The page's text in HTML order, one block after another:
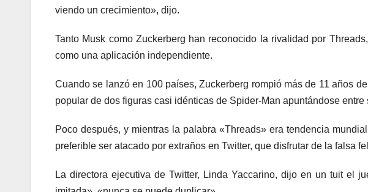
viendo un crecimiento», dijo.
Tanto Musk como Zuckerberg han reconocido la rivalidad por
como una aplicación independiente.
Cuando se lanzó en 100 países, Zuckerberg rompió más de 11 años
popular de dos figuras casi idénticas de Spider-Man apuntándose
Poco después, y mientras la palabra «Threads» era tendencia
preferible ser atacado por extraños en Twitter, que disfrutar de la falsa
La directora ejecutiva de Twitter, Linda Yaccarino, dijo en un tuit el